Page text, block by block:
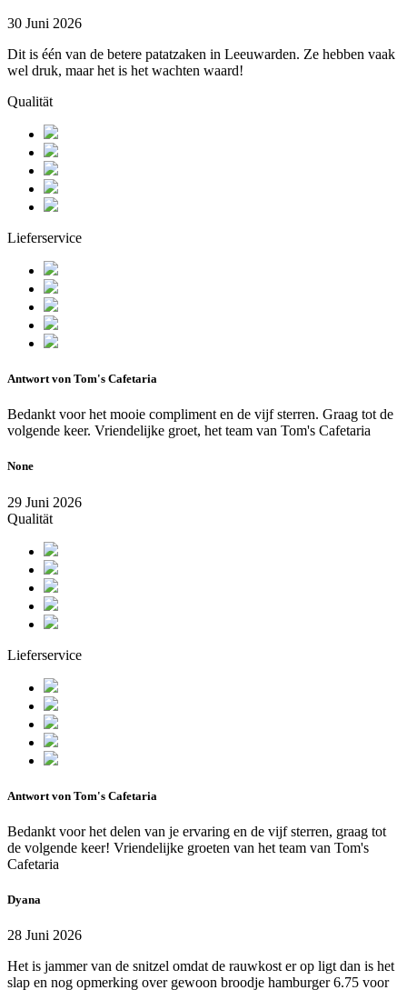
30 Juni 2026
Dit is één van de betere patatzaken in Leeuwarden. Ze hebben vaak
wel druk, maar het is het wachten waard!
Qualität
Lieferservice
Antwort von Tom's Cafetaria
Bedankt voor het mooie compliment en de vijf sterren. Graag tot de
volgende keer. Vriendelijke groet, het team van Tom's Cafetaria
None
29 Juni 2026
Qualität
Lieferservice
Antwort von Tom's Cafetaria
Bedankt voor het delen van je ervaring en de vijf sterren, graag tot
de volgende keer! Vriendelijke groeten van het team van Tom's
Cafetaria
Dyana
28 Juni 2026
Het is jammer van de snitzel omdat de rauwkost er op ligt dan is het
slap en nog opmerking over gewoon broodje hamburger 6.75 voor